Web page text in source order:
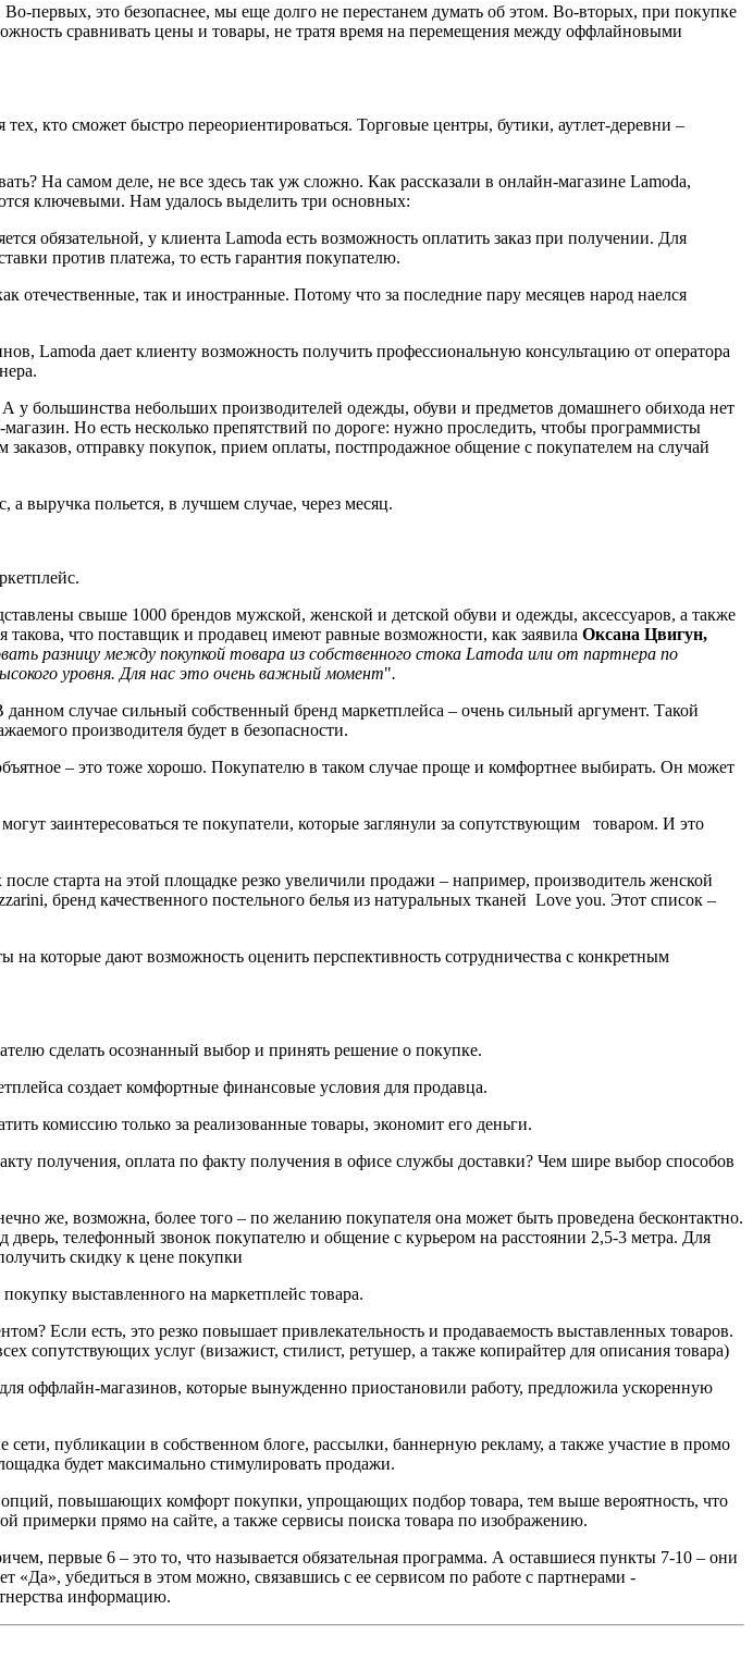
первых, это безопаснее, мы еще долго не перестанем думать об этом. Во-вторых, при покупке
сравнивать цены и товары, не тратя время на перемещения между оффлайновыми
кто сможет быстро переориентироваться. Торговые центры, бутики, аутлет-деревни –
На самом деле, не все здесь так уж сложно. Как рассказали в онлайн-магазине Lamoda,
ключевыми. Нам удалось выделить три основных:
обязательной, у клиента Lamoda есть возможность оплатить заказ при получении. Для
против платежа, то есть гарантия покупателю.
отечественные, так и иностранные. Потому что за последние пару месяцев народ наелся
Lamoda дает клиенту возможность получить профессиональную консультацию от оператора
у большинства небольших производителей одежды, обуви и предметов домашнего обихода нет
Но есть несколько препятствий по дороге: нужно проследить, чтобы программисты
отправку покупок, прием оплаты, постпродажное общение с покупателем на случай
а выручка польется, в лучшем случае, через месяц.
свыше 1000 брендов мужской, женской и детской обуви и одежды, аксессуаров, а также
что поставщик и продавец имеют равные возможности, как заявила Оксана Цвигун,
разницу между покупкой товара из собственного стока Lamoda или от партнера по
уровня. Для нас это очень важный момент".
случае сильный собственный бренд маркетплейса – очень сильный аргумент. Такой
производителя будет в безопасности.
– это тоже хорошо. Покупателю в таком случае проще и комфортнее выбирать. Он может
заинтересоваться те покупатели, которые заглянули за сопутствующим товаром. И это
старта на этой площадке резко увеличили продажи – например, производитель женской
бренд качественного постельного белья из натуральных тканей Love you. Этот список –
на которые дают возможность оценить перспективность сотрудничества с конкретным
сделать осознанный выбор и принять решение о покупке.
создает комфортные финансовые условия для продавца.
комиссию только за реализованные товары, экономит его деньги.
получения, оплата по факту получения в офисе службы доставки? Чем шире выбор способов
же, возможна, более того – по желанию покупателя она может быть проведена бесконтактно.
дверь, телефонный звонок покупателю и общение с курьером на расстоянии 2,5-3 метра. Для
скидку к цене покупки
выставленного на маркетплейс товара.
Если есть, это резко повышает привлекательность и продаваемость выставленных товаров.
сопутствующих услуг (визажист, стилист, ретушер, а также копирайтер для описания товара)
оффлайн-магазинов, которые вынужденно приостановили работу, предложила ускоренную
сети, публикации в собственном блоге, рассылки, баннерную рекламу, а также участие в промо
будет максимально стимулировать продажи.
повышающих комфорт покупки, упрощающих подбор товара, тем выше вероятность, что
примерки прямо на сайте, а также сервисы поиска товара по изображению.
первые 6 – это то, что называется обязательная программа. А оставшиеся пункты 7-10 – они
«Да», убедиться в этом можно, связавшись с ее сервисом по работе с партнерами -
информацию.